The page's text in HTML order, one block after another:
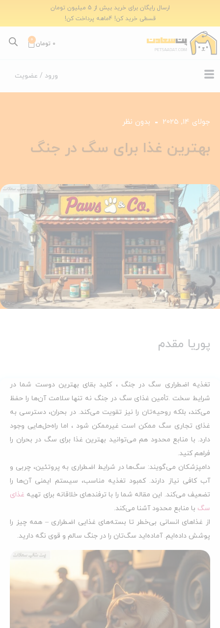
ارسال رایگان برای خرید بیش از 5 میلیون تومان
قسطی خرید کن! 4ماهه پرداخت کن!
0 تومان
0
ورود / عضویت
جولای 14, 2025 بدون نظر
بهترین غذا برای سگ در جنگ
پوریا مقدم
تغذیه اضطراری سگ در جنگ ، کلید بقای بهترین دوست شما در
شرایط سخت .تأمین غذای سگ در جنگ نه تنها سلامت آن‌ها را حفظ
می‌کند، بلکه روحیه‌تان را نیز تقویت می‌کند. در بحران، دسترسی به
غذای تجاری سگ ممکن است غیرممکن شود ، اما راه‌حل‌هایی وجود
دارد. با منابع محدود هم می‌توانید بهترین غذا برای سگ در بحران را
فراهم کنید.
دامپزشکان می‌گویند: سگ‌ها در شرایط اضطراری به پروتئین، چربی و
آب کافی نیاز دارند. کمبود تغذیه مناسب، سیستم ایمنی آن‌ها را
تضعیف می‌کند. این مقاله شما را با ترفندهای خلاقانه برای تهیه غذای
سگ با منابع محدود آشنا می‌کند.
از غذاهای انسانی بی‌خطر تا بسته‌های غذایی اضطراری – همه چیز را
پوشش داده‌ایم. آماده‌اید سگ‌تان را در جنگ سالم و قوی نگه دارید.